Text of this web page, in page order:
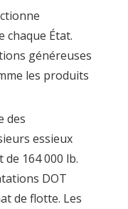
chaque État.
généreuses
les produits
des
essieux
164 000 lb.
DOT
de flotte. Les